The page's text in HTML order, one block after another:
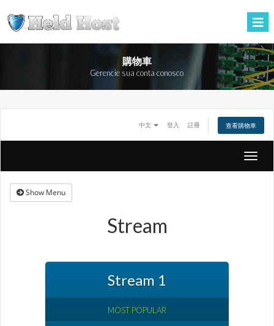
購物車
Gerencie sua conta conosco
中文 登入 註冊 查看購物車
Toggle
Show Menu
Stream
Stream 1
MOST POPULAR